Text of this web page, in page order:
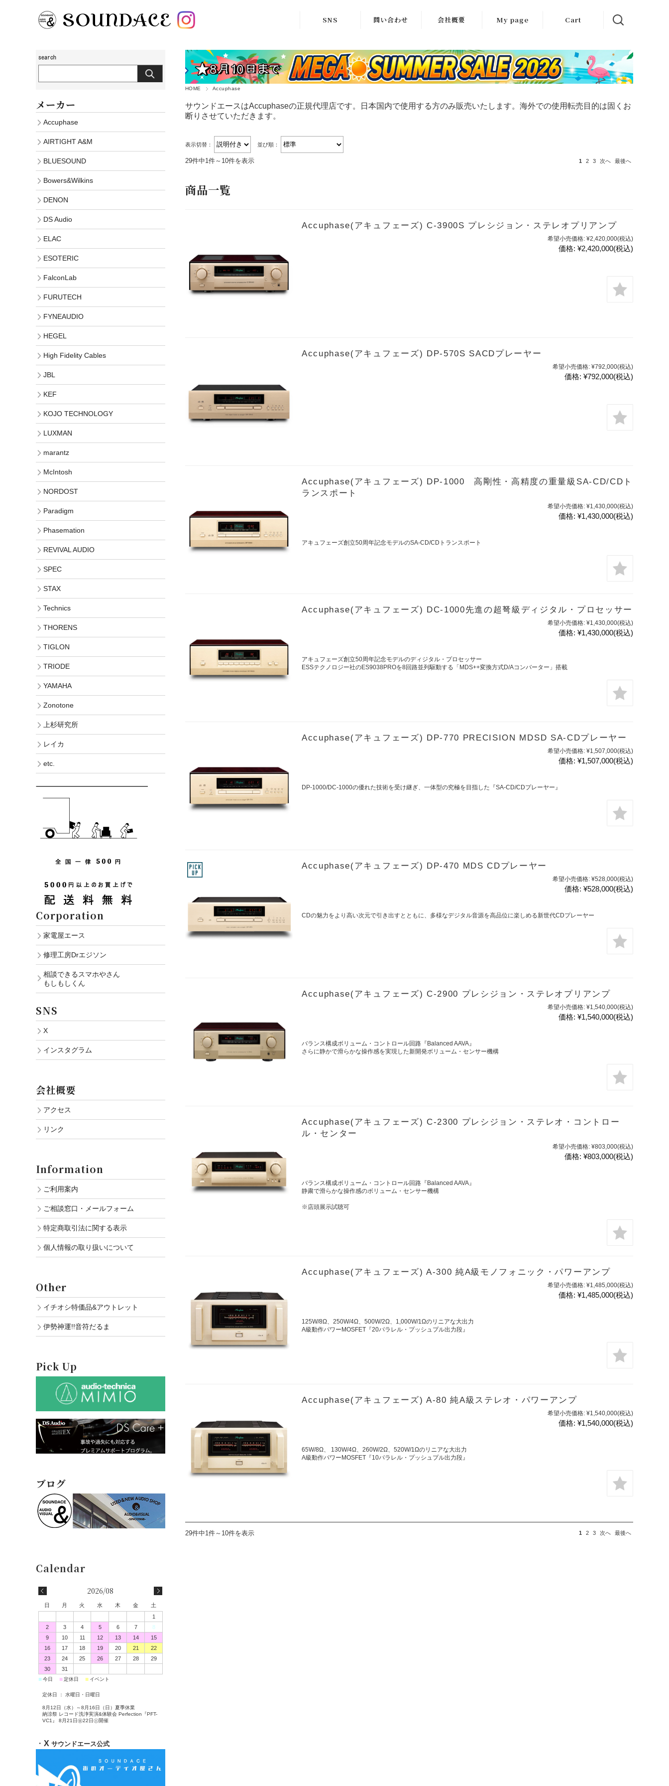
SNS
インスタグラム
問い合わせ
修理相談窓口
会社概要
株式会社エース
My page Cart
HOME Accuphase
サウンドエースはAccuphaseの正規代理店です。日本国内で使用する方のみ販売いたします。海外での使用転売目的は固くお
断りさせていただきます。
表示切替： 並び順：
29件中1件～10件を表示 1 2 3 次へ 最後へ
商品一覧
Accuphase(アキュフェーズ) C-3900S プレシジョン・ステレオプリアンプ
希望小売価格: ¥2,420,000(税込)
価格: ¥2,420,000(税込)
Accuphase(アキュフェーズ) DP-570S SACDプレーヤー
希望小売価格: ¥792,000(税込)
価格: ¥792,000(税込)
Accuphase(アキュフェーズ) DP-1000 高剛性・高精度の重量級SA-CD/CDト
ランスポート
希望小売価格: ¥1,430,000(税込)
価格: ¥1,430,000(税込)
アキュフェーズ創立50周年記念モデルのSA-CD/CDトランスポート
Accuphase(アキュフェーズ) DC-1000先進の超弩級ディジタル・プロセッサー
希望小売価格: ¥1,430,000(税込)
価格: ¥1,430,000(税込)
アキュフェーズ創立50周年記念モデルのディジタル・プロセッサー
ESSテクノロジー社のES9038PROを8回路並列駆動する「MDS++変換方式D/Aコンバーター」搭載
Accuphase(アキュフェーズ) DP-770 PRECISION MDSD SA-CDプレーヤー
希望小売価格: ¥1,507,000(税込)
価格: ¥1,507,000(税込)
DP-1000/DC-1000の優れた技術を受け継ぎ、一体型の究極を目指した『SA-CD/CDプレーヤー』
Accuphase(アキュフェーズ) DP-470 MDS CDプレーヤー
希望小売価格: ¥528,000(税込)
価格: ¥528,000(税込)
CDの魅力をより高い次元で引き出すとともに、多様なデジタル音源を高品位に楽しめる新世代CDプレーヤー
Accuphase(アキュフェーズ) C-2900 プレシジョン・ステレオプリアンプ
希望小売価格: ¥1,540,000(税込)
価格: ¥1,540,000(税込)
バランス構成ボリューム・コントロール回路『Balanced AAVA』
さらに静かで滑らかな操作感を実現した新開発ボリューム・センサー機構
Accuphase(アキュフェーズ) C-2300 プレシジョン・ステレオ・コントロー
ル・センター
希望小売価格: ¥803,000(税込)
価格: ¥803,000(税込)
バランス構成ボリューム・コントロール回路『Balanced AAVA』
静粛で滑らかな操作感のボリューム・センサー機構
※店頭展示試聴可
Accuphase(アキュフェーズ) A-300 純A級モノフォニック・パワーアンプ
希望小売価格: ¥1,485,000(税込)
価格: ¥1,485,000(税込)
125W/8Ω、250W/4Ω、500W/2Ω、1,000W/1Ωのリニアな大出力
A級動作パワーMOSFET『20パラレル・プッシュプル出力段』
Accuphase(アキュフェーズ) A-80 純A級ステレオ・パワーアンプ
希望小売価格: ¥1,540,000(税込)
価格: ¥1,540,000(税込)
65W/8Ω、 130W/4Ω、260W/2Ω、520W/1Ωのリニアな大出力
A級動作パワーMOSFET『10パラレル・プッシュプル出力段』
29件中1件～10件を表示 1 2 3 次へ 最後へ
メーカー
Accuphase
AIRTIGHT A&M
BLUESOUND
Bowers&Wilkins
DENON
DS Audio
ELAC
ESOTERIC
FalconLab
FURUTECH
FYNEAUDIO
HEGEL
High Fidelity Cables
JBL
KEF
KOJO TECHNOLOGY
LUXMAN
marantz
McIntosh
NORDOST
Paradigm
Phasemation
REVIVAL AUDIO
SPEC
STAX
Technics
THORENS
TIGLON
TRIODE
YAMAHA
Zonotone
上杉研究所
レイカ
etc.
Corporation
家電屋エース
修理工房Drエジソン
相談できるスマホやさん
もしもしくん
SNS
X
インスタグラム
会社概要
アクセス
リンク
Information
ご利用案内
ご相談窓口・メールフォーム
特定商取引法に関する表示
個人情報の取り扱いについて
Other
イチオシ特価品&アウトレット
伊勢神運!!音符だるま
Pick Up
ブログ
2026/08
日 月 火 水 木 金
土
1
2
3 4 5 6 7
8
9
10 11 12 13 14
15
16
17 18 19 20 21
22
23
24 25 26 27 28
29
30
31
■今日 ■定休日 ■ イベント
定休日 ： 水曜日・日曜日
8月12日（水）～8月16日（日）夏季休業
納涼祭 レコード洗浄実演&体験会 Perfection『PFT-
VC1』 8月21日㊎22日㊏開催
・ X サウンドエース公式